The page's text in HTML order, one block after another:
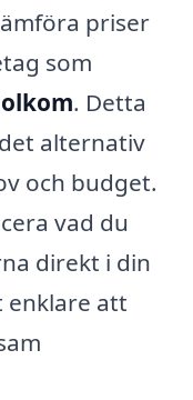
priser
som
. Detta
alternativ
och budget.
vad du
direkt i din
enklare att